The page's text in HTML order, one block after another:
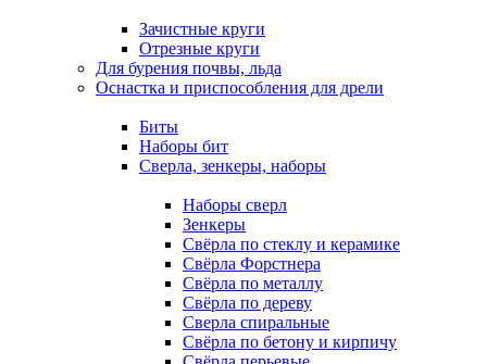
Зачистные круги
Отрезные круги
Для бурения почвы, льда
Оснастка и приспособления для дрели
Биты
Наборы бит
Сверла, зенкеры, наборы
Наборы сверл
Зенкеры
Свёрла по стеклу и керамике
Свёрла Форстнера
Свёрла по металлу
Свёрла по дереву
Сверла спиральные
Свёрла по бетону и кирпичу